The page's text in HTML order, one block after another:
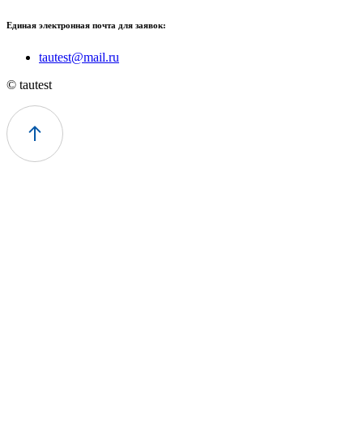
Единая электронная почта для заявок:
tautest@mail.ru
© tautest